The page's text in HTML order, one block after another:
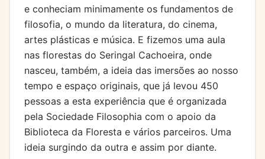
e conheciam minimamente os fundamentos de
filosofia, o mundo da literatura, do cinema,
artes plásticas e música. E fizemos uma aula
nas florestas do Seringal Cachoeira, onde
nasceu, também, a ideia das imersões ao nosso
tempo e espaço originais, que já levou 450
pessoas a esta experiência que é organizada
pela Sociedade Filosophia com o apoio da
Biblioteca da Floresta e vários parceiros. Uma
ideia surgindo da outra e assim por diante.